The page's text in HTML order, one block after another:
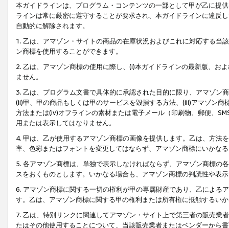
本ガイドラインは、プログラム・コンテンツの一部として甲が乙に提
ラインは常に厳密に遵守することが要求され、本ガイドラインに違反
自動的に解除されます。
1. 乙は、アマゾン・サイトの商品の在庫状況およびこれに対応する
ン商標を使用することができます。
2. 乙は、アマゾン商標の使用に際し、(i)本ガイドラインの最新版、お
ません。
3. 乙は、プログラム文書で具体的に承認された目的に限り、アマゾン
(ii)甲、甲の商品もしくは甲のサービスを毀損する方法、(iii)アマゾン
方法または(iv)オフラインの素材または電子メール（印刷物、郵便、
用または表示してはなりません。
4. 甲は、乙が使用するアマゾン商標の画像を提供します。乙は、方
率、色彩またはフォントを変更してはならず、アマゾン商標にいかな
5. 各アマゾン商標は、単独で表示しなければならず、アマゾン商標
スをおくものとします。いかなる場合も、アマゾン商標の判読性や表
6. アマゾン商標に関する一切の権利が甲の専属財産であり、乙による
す。乙は、アマゾン商標に関する甲の権利または所有権に抵触するい
7. 乙は、特別リンクに関連してアマゾン・サイト上で第三者の販売
たはその他使用することについて、当該販売業者またはベンダーから